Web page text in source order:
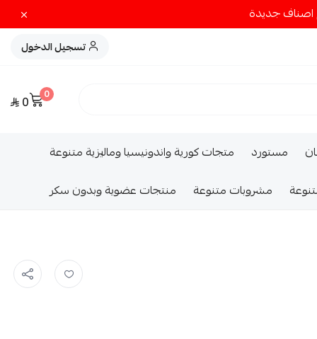
تسجيل الدخول
0
0
مستورد
متجات كورية واندونيسيا وماليزية متنوعة
مشروبات متنوعة منتجات عضوية وبدون سكر